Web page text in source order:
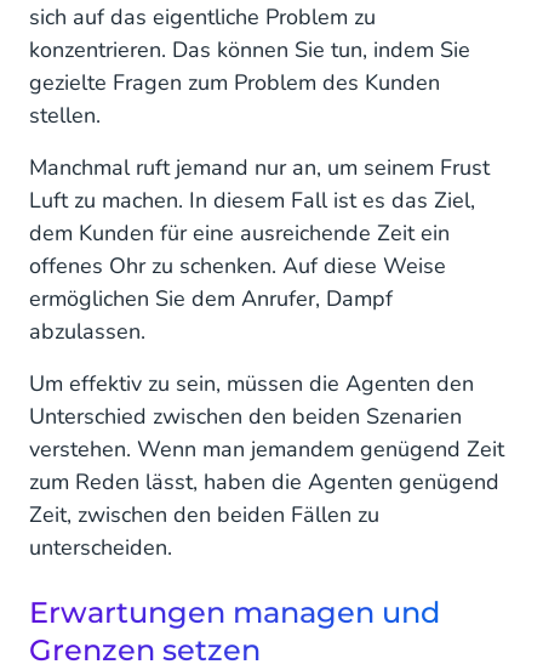
sich auf das eigentliche Problem zu
konzentrieren. Das können Sie tun, indem Sie
gezielte Fragen zum Problem des Kunden
stellen.
Manchmal ruft jemand nur an, um seinem Frust
Luft zu machen. In diesem Fall ist es das Ziel,
dem Kunden für eine ausreichende Zeit ein
offenes Ohr zu schenken. Auf diese Weise
ermöglichen Sie dem Anrufer, Dampf
abzulassen.
Um effektiv zu sein, müssen die Agenten den
Unterschied zwischen den beiden Szenarien
verstehen. Wenn man jemandem genügend Zeit
zum Reden lässt, haben die Agenten genügend
Zeit, zwischen den beiden Fällen zu
unterscheiden.
Erwartungen managen und
Grenzen setzen